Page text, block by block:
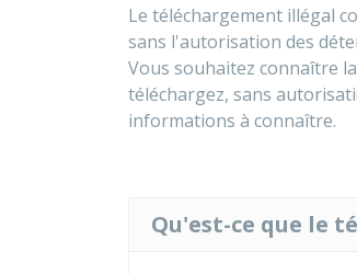
Le téléchargement illégal
sans l'autorisation des
Vous souhaitez connaître
téléchargez, sans
informations à connaître.
Qu'est-ce que le